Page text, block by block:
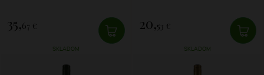
35,67 €
SKLADOM
20,53 €
SKLADOM